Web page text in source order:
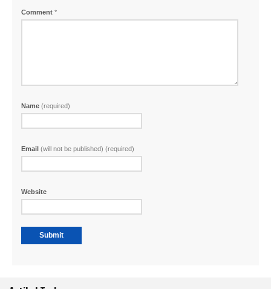
Comment *
Name (required)
Email (will not be published) (required)
Website